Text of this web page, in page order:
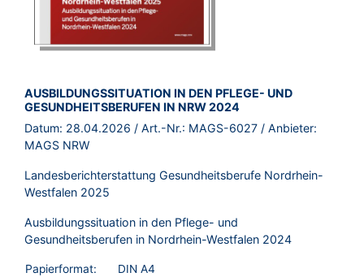
BROSCHÜRE:
AUSBILDUNGSSITUATION IN DEN PFLEGE- UND
GESUNDHEITSBERUFEN IN NRW 2024
Datum: 28.04.2026 / Art.-Nr.: MAGS-6027 / Anbieter:
MAGS NRW
Landesberichterstattung Gesundheitsberufe Nordrhein-
Westfalen 2025
Ausbildungssituation in den Pflege- und
Gesundheitsberufen in Nordrhein-Westfalen 2024
Papierformat:
DIN A4